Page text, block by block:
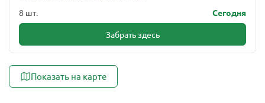
8 шт. Сегодня
Забрать здесь
Показать на карте